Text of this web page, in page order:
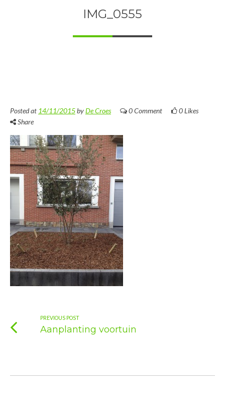
IMG_0555
Posted at 14/11/2015byDe Croes 0 Comment 0Likes
Share
PREVIOUS POST
Aanplanting voortuin